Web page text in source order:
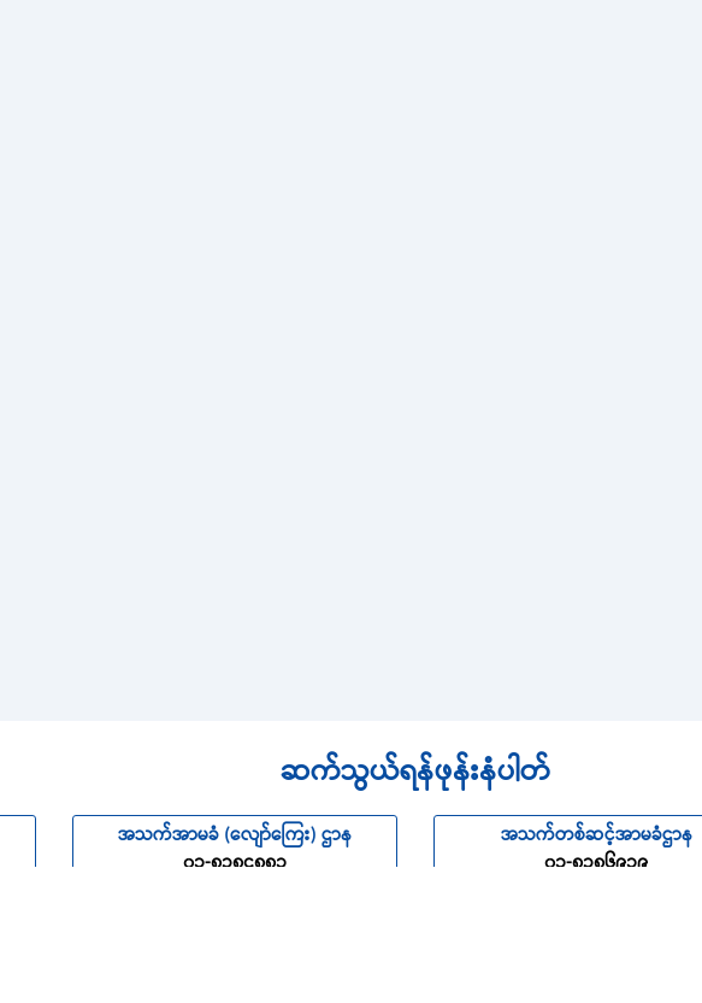
ဆက်သွယ်ရန်ဖုန်းနံပါတ်
အသက်အာမခံ (လျော်ကြေး) ဌာန
၀၁-၈၃၈၄၈၈၁
အသက်တစ်ဆင့်အာမခံဌာန
၀၁-၈၃၈၆၉၁၉